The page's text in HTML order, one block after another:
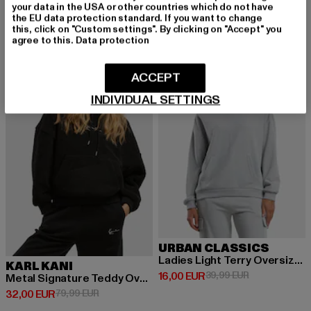
KARL KANI
Metal Signature Teddy Oversized
32,00 EUR
Derzeitiger Preis: 32,00 EUR
79,99 EURAktionspreis: 79,99 EUR
URBAN CLASSICS
Ladies Light Terry Oversized
16,00 EUR
Derzeitiger Preis: 16,00 EUR
39,99 EURAktionspreis:
your data in the USA or other countries which do not have
the EU data protection standard. If you want to change
this, click on "Custom settings". By clicking on "Accept" you
agree to this. Data protection
INDIVIDUAL SETTINGS
ACCEPT